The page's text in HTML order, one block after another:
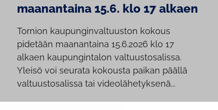
maanantaina 15.6. klo 17 alkaen
Tornion kaupunginvaltuuston kokous
pidetään maanantaina 15.6.2026 klo 17
alkaen kaupungintalon valtuustosalissa.
Yleisö voi seurata kokousta paikan päällä
valtuustosalissa tai videolähetyksenä...